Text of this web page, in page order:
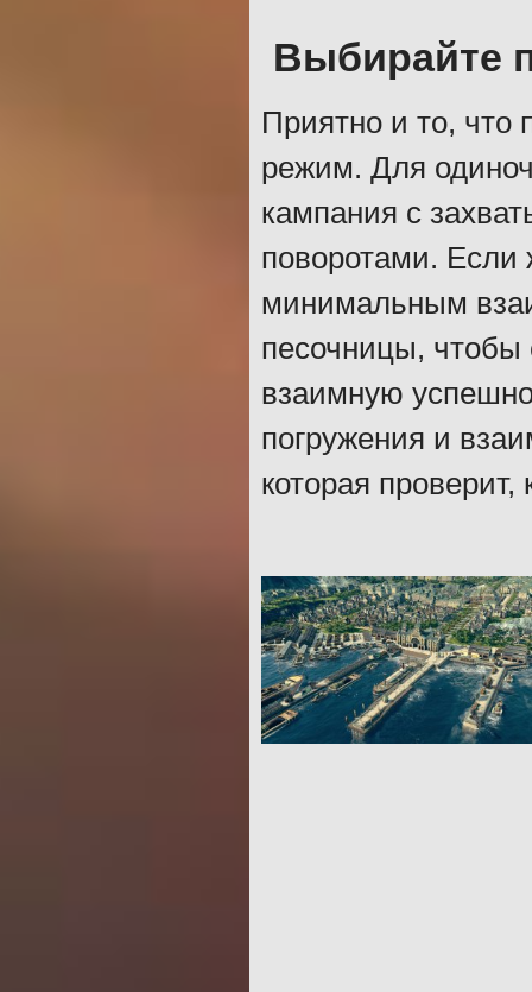
Выбирайте
Приятно и то, что
режим. Для
кампания с
поворотами. Если
минимальным
песочницы, чтобы
взаимную
погружения и
которая